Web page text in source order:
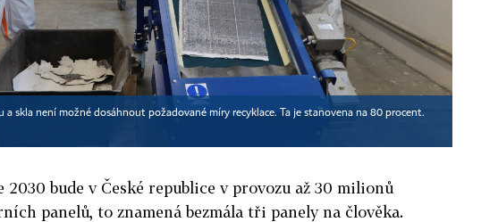
a skla není možné dosáhnout požadované míry recyklace. Ta je stanovena na 80 procent.
2030 bude v České republice v provozu až 30 milionů
panelů, to znamená bezmála tři panely na člověka.